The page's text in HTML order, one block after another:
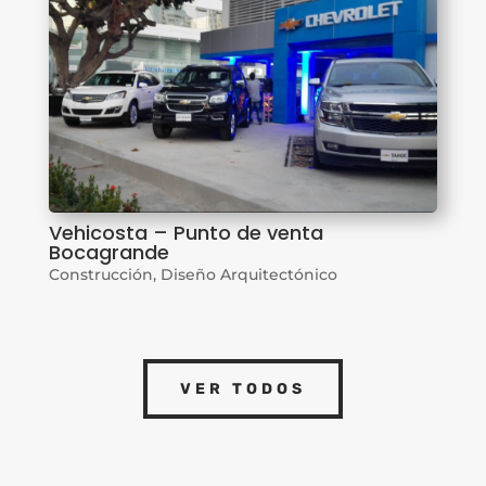
Vehicosta – Punto de venta
Bocagrande
Construcción, Diseño Arquitectónico
VER TODOS